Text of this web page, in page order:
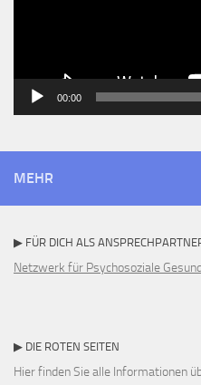
00:00
MEHR
▶ FÜR DICH ALS
Netzwerk für Psychosoziale
▶ DIE ROTEN SEITEN
Hier finden Sie alle Informationen